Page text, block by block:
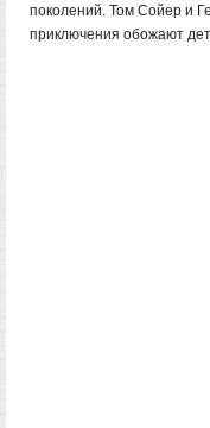
поколений. Том Сойер и
приключения обожают